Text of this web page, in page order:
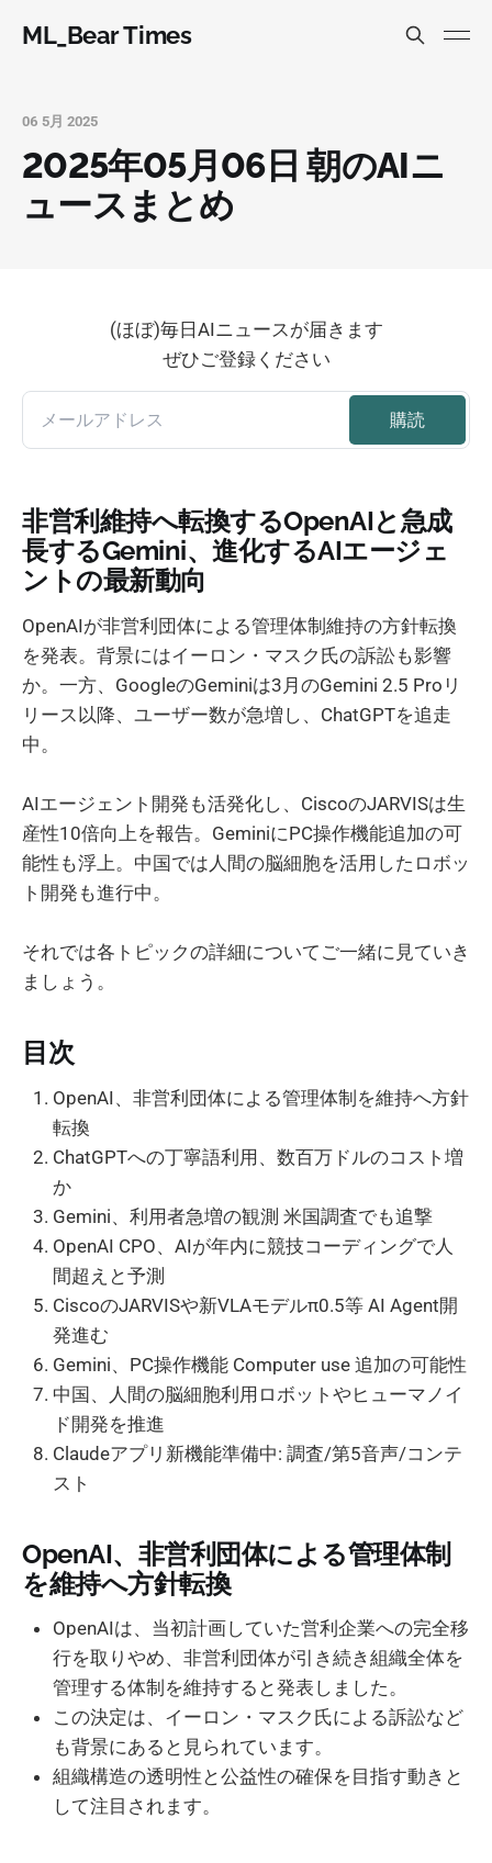
ML_Bear Times
06 5月 2025
2025年05月06日 朝のAIニ
ュースまとめ
(ほぼ)毎日AIニュースが届きます
ぜひご登録ください
非営利維持へ転換するOpenAIと急成
長するGemini、進化するAIエージェ
ントの最新動向
OpenAIが非営利団体による管理体制維持の方針転換
を発表。背景にはイーロン・マスク氏の訴訟も影響
か。一方、GoogleのGeminiは3月のGemini 2.5 Proリ
リース以降、ユーザー数が急増し、ChatGPTを追走
中。
AIエージェント開発も活発化し、CiscoのJARVISは生
産性10倍向上を報告。GeminiにPC操作機能追加の可
能性も浮上。中国では人間の脳細胞を活用したロボッ
ト開発も進行中。
それでは各トピックの詳細についてご一緒に見ていき
ましょう。
目次
OpenAI、非営利団体による管理体制を維持へ方針
転換
ChatGPTへの丁寧語利用、数百万ドルのコスト増
か
Gemini、利用者急増の観測 米国調査でも追撃
OpenAI CPO、AIが年内に競技コーディングで人
間超えと予測
CiscoのJARVISや新VLAモデルπ0.5等 AI Agent開
発進む
Gemini、PC操作機能 Computer use 追加の可能性
中国、人間の脳細胞利用ロボットやヒューマノイ
ド開発を推進
Claudeアプリ新機能準備中: 調査/第5音声/コンテ
スト
OpenAI、非営利団体による管理体制
を維持へ方針転換
OpenAIは、当初計画していた営利企業への完全移
行を取りやめ、非営利団体が引き続き組織全体を
管理する体制を維持すると発表しました。
この決定は、イーロン・マスク氏による訴訟など
も背景にあると見られています。
組織構造の透明性と公益性の確保を目指す動きと
して注目されます。